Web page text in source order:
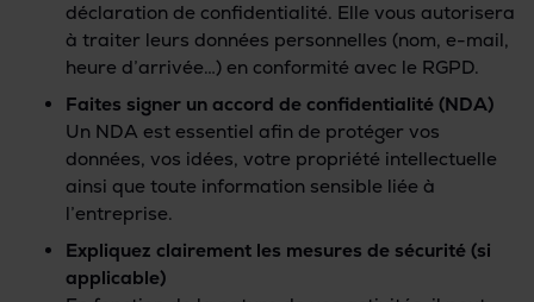
déclaration de confidentialité. Elle vous autorisera
à traiter leurs données personnelles (nom, e-mail,
heure d’arrivée…) en conformité avec le RGPD.
Faites signer un accord de confidentialité (NDA)
Un NDA est essentiel afin de protéger vos
données, vos idées, votre propriété intellectuelle
ainsi que toute information sensible liée à
l’entreprise.
Expliquez clairement les mesures de sécurité (si
applicable)